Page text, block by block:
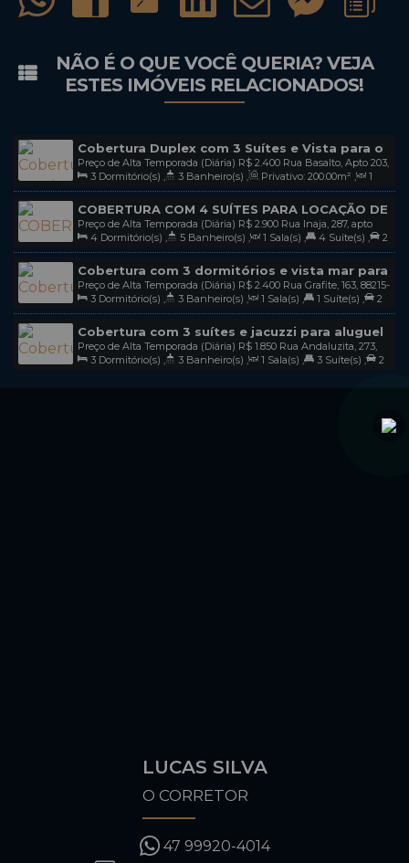
NÃO É O QUE VOCÊ QUERIA? VEJA
ESTES IMÓVEIS RELACIONADOS!
Cobertura Duplex com 3 Suítes e Vista para o
Mar para Locação de Temporada na Praia de
Mariscal em Bombinhas-Sc / Cod L110
R$ 2.400
Preço de Alta Temporada (Diária)
Rua Basalto, Apto 203,
88215-000, Mariscal, Bombinhas, Santa Catarina, Brasil
3 Dormitório(s) 3 Banheiro(s) Privativo: 200.00m²
1
Sala(s) , 3 Suíte(s) , 2 Vaga(s)
COBERTURA COM 4 SUÍTES PARA LOCAÇÃO DE
TEMPORADA EM MARISCAL BOMBINHAS - SC /
COD L232
R$ 2.900
Preço de Alta Temporada (Diária)
Rua Inaja, 287, apto
306, 88215-000, Mariscal, Bombinhas, Santa Catarina, Brasil
4 Dormitório(s) 5 Banheiro(s) 1 Sala(s) 4 Suíte(s)
2
Vaga(s)
Cobertura com 3 dormitórios e vista mar para
locação de temporada na praia de Mariscal
em Bombinhas sc / cod L268
R$ 2.400
Preço de Alta Temporada (Diária)
Rua Grafite, 163, 88215-
000, Mariscal, Bombinhas, Santa Catarina, Brasil
3 Dormitório(s) 3 Banheiro(s) 1 Sala(s) 1 Suíte(s)
2
Vaga(s)
Cobertura com 3 suítes e jacuzzi para aluguel
de temporada na praia do Mariscal em
Bombinhas SC / COD L274
R$ 1.850
Preço de Alta Temporada (Diária)
Rua Andaluzita, 273,
88215-000, Mariscal, Bombinhas, Santa Catarina, Brasil
3 Dormitório(s) 3 Banheiro(s) 1 Sala(s) 3 Suíte(s)
2
LUCAS SILVA
O CORRETOR
47 99920-4014